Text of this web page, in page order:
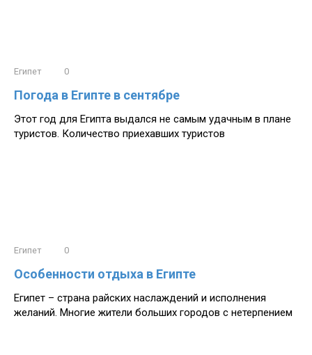
Египет 0
Погода в Египте в сентябре
Этот год для Египта выдался не самым удачным в плане
туристов. Количество приехавших туристов
Египет 0
Особенности отдыха в Египте
Египет – страна райских наслаждений и исполнения
желаний. Многие жители больших городов с нетерпением